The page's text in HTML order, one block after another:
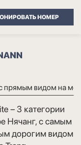
НОМЕР
прямым видом на
– 3 категории
Нячанг, с самым
дорогим видом